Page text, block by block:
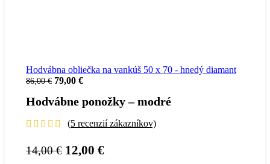
Hodvábna obliečka na vankúš 50 x 70 - hnedý diamant
86,00€ Pôvodná
bola:
79,00 €Aktuálna
je:
Hodvábne ponožky – modré
(5 recenzií zákazníkov)
14,00€ Pôvodná
12,00 €Aktuálna